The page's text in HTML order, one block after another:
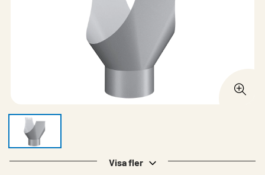
Visa fler